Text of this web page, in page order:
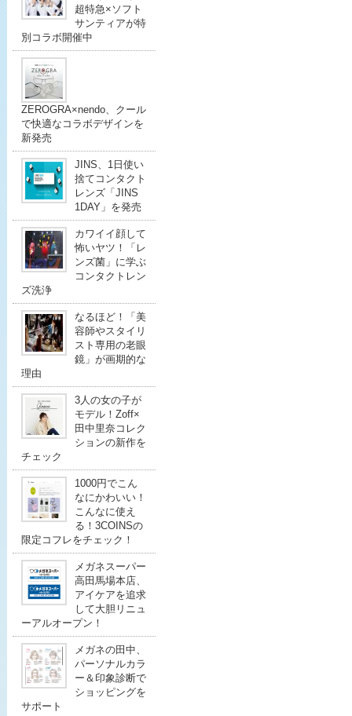
超特急×ソフト
サンティアが特
別コラボ開催中
ZEROGRA×nendo、クール
で快適なコラボデザインを
新発売
JINS、1日使い
捨てコンタクト
レンズ「JINS
1DAY」を発売
カワイイ顔して
怖いヤツ！「レ
ンズ菌」に学ぶ
コンタクトレン
ズ洗浄
なるほど！「美
容師やスタイリ
スト専用の老眼
鏡」が画期的な
理由
3人の女の子が
モデル！Zoff×
田中里奈コレク
ションの新作を
チェック
1000円でこん
なにかわいい！
こんなに使え
る！3COINSの
限定コフレをチェック！
メガネスーパー
高田馬場本店、
アイケアを追求
して大胆リニュ
ーアルオープン！
メガネの田中、
パーソナルカラ
ー＆印象診断で
ショッピングを
サポート